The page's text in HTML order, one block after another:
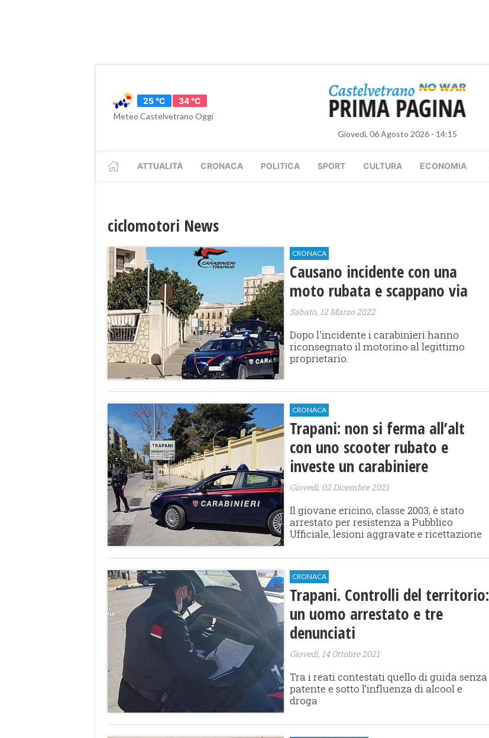
25 °C
34 °C
Meteo Castelvetrano Oggi
Giovedì, 06 Agosto 2026 - 14:15
ATTUALITÀ CRONACA POLITICA SPORT CULTURA ECONOMIA
ciclomotori News
CRONACA
Causano incidente con una
moto rubata e scappano via
Sabato, 12 Marzo 2022
Dopo l'incidente i carabinieri hanno
riconsegnato il motorino al legittimo
proprietario.
CRONACA
Trapani: non si ferma all’alt
con uno scooter rubato e
investe un carabiniere
Giovedì, 02 Dicembre 2021
Il giovane ericino, classe 2003, è stato
arrestato per resistenza a Pubblico
Ufficiale, lesioni aggravate e ricettazione
CRONACA
Trapani. Controlli del territorio:
un uomo arrestato e tre
denunciati
Giovedì, 14 Ottobre 2021
Tra i reati contestati quello di guida senza
patente e sotto l’influenza di alcool e
droga